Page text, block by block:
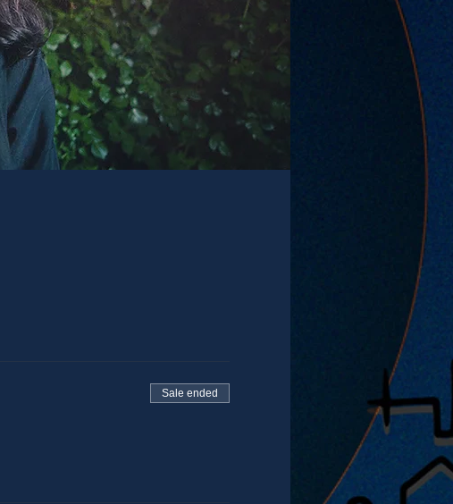
Sale ended